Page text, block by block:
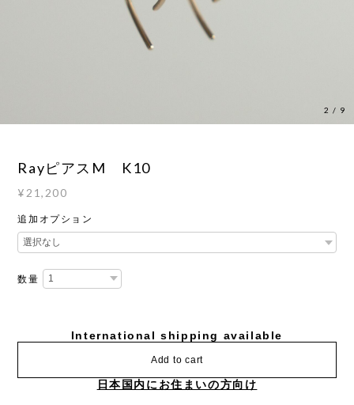
2 / 9
RayピアスM K10
¥21,200
追加オプション
数量
International shipping available
Add to cart
日本国内にお住まいの方向け